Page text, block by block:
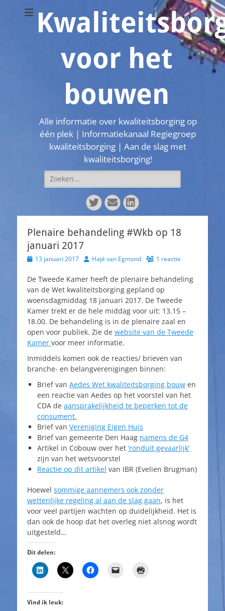
voor het
bouwen
Alle informatie over kwaliteitsborging op
één plek | Informatiekanaal Regiegroep
kwaliteitsborging | Aan de slag met
kwaliteitsborging!
Zoeken
naar:
Twitter
E-
mail
LinkedIn
Plenaire behandeling #Wkb op 18
januari 2017
Geplaatst
13 januari 2017 AuteurHajé van Egmond 1 reactie
De Tweede Kamer heeft de plenaire behandeling
van de Wet kwaliteitsborging gepland op
woensdagmiddag 18 januari 2017. De Tweede
Kamer trekt er de hele middag voor uit: 13.15 –
18.00. De behandeling is in de plenaire zaal en
open voor publiek. Zie de website van de Tweede
Kamer voor meer informatie.
Inmiddels komen ook de reacties/ brieven van
branche- en belangverenigingen binnen:
Brief van Aedes Wet kwaliteitsborging bouw en
een reactie van Aedes op het voorstel van het
CDA de aansprakelijkheid te beperken tot de
consument.
Brief van Vereniging Eigen Huis
Brief van gemeente Den Haag namens de G4
Artikel in Cobouw over het ‘ronduit gevaarlijk’
zijn van het wetsvoorstel
Reactie op dit artikel van IBR (Evelien Brugman)
Hoewel sommige aannemers ook zonder
wettenlijke regeling al aan de slag gaan, is het
voor veel partijen wachten op duidelijkheid. Het is
dan ook de hoop dat het overleg niet alsnog wordt
uitgesteld…
Dit delen:
Vind ik leuk: